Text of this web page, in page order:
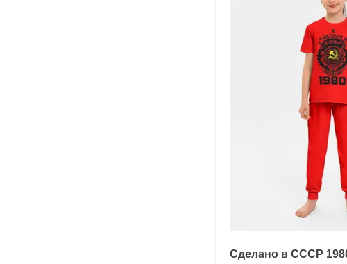
Сделано в СССР